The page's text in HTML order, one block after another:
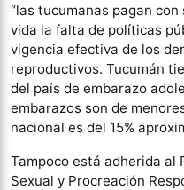
“las tucumanas pagan
vida la falta de políticas
vigencia efectiva de los
reproductivos. Tucumán
del país de embarazo
embarazos son de
nacional es del 15%
Tampoco está adherida al
Sexual y Procreación